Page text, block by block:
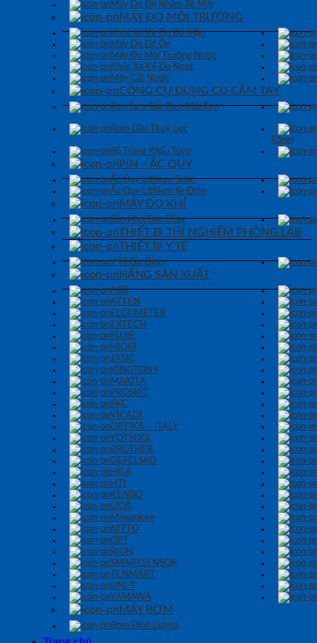
Máy Đo Độ Nhám Bề Mặt
MÁY ĐO MÔI TRƯỜNG
Khúc Xạ Kế Đo Độ Mặn
Máy Đo Độ Ồn
Máy Đo Môi Trường Nước
Khúc Xạ Kế Đo Ngọt
Máy Cất Nước
CÔNG CỤ DỤNG CỤ CẦM TAY
Ren Taro-Bàn Ren-Mũi Ren
Bơm Dầu Thuỷ Lực
Răng)
Bộ Tròng Khẩu Tuýp
PIN – ẮC QUY
Ắc Quy Lithium Solar
Ắc Quy Lithium Xe Điện
MÁY ĐO KHÍ
Báo Khói Báo Cháy
THIẾT BỊ THÍ NGHIỆM PHÒNG LAB
THIẾT BỊ Y TẾ
Y Tế Gia Đình
HÃNG SẢN XUẤT
ABB
ATTEN
ELCOMETER
EXTECH
FUJIE
HIOKI
JASIC
KINGTONY
MAKITA
PROSKIT
SKC
VICADI
OPTIKA – ITALY
YOTSUGI
BROTHER
DEFELSKO
HILA
HTI
KENBO
LIOA
Milwaukee
NITTO
OPT
RION
SMARTSENSOR
TENMART
UNI-T
YAMAWA
MÁY BƠM
Bơm Định Lượng